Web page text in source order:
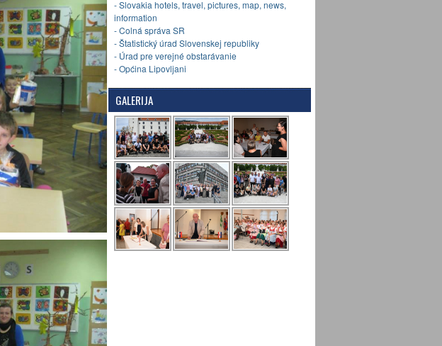
- Slovakia hotels, travel, pictures, map, news,
information
- Colná správa SR
- Štatistický úrad Slovenskej republiky
- Úrad pre verejné obstarávanie
- Općina Lipovljani
GALERIJA